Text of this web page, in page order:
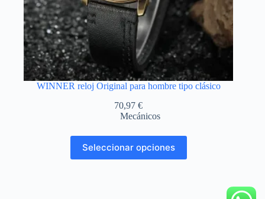
WINNER reloj Original para hombre tipo clásico
70,97€
Mecánicos
Seleccionar opciones
Este
tiene